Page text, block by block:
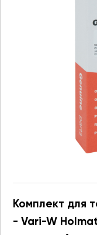
Комплект для
- Vari-W